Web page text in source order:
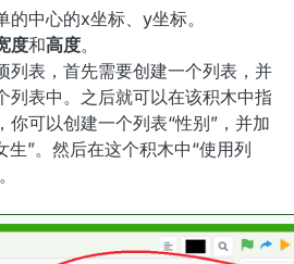
的中心的x坐标、y坐标。
度和高度。
列表，首先需要创建一个列表，并
列表中。之后就可以在该积木中指
你可以创建一个列表“性别”，并加
生”。然后在这个积木中“使用列